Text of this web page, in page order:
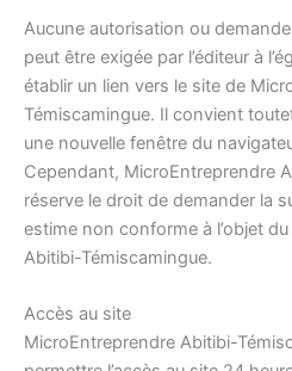
Aucune autorisation ou
peut être exigée par l’éditeur à
établir un lien vers le site de
Témiscamingue. Il convient
une nouvelle fenêtre du
Cependant, MicroEntreprendre
réserve le droit de demander la
estime non conforme à l’objet
Abitibi-Témiscamingue.
Accès au site
MicroEntreprendre Abitibi-